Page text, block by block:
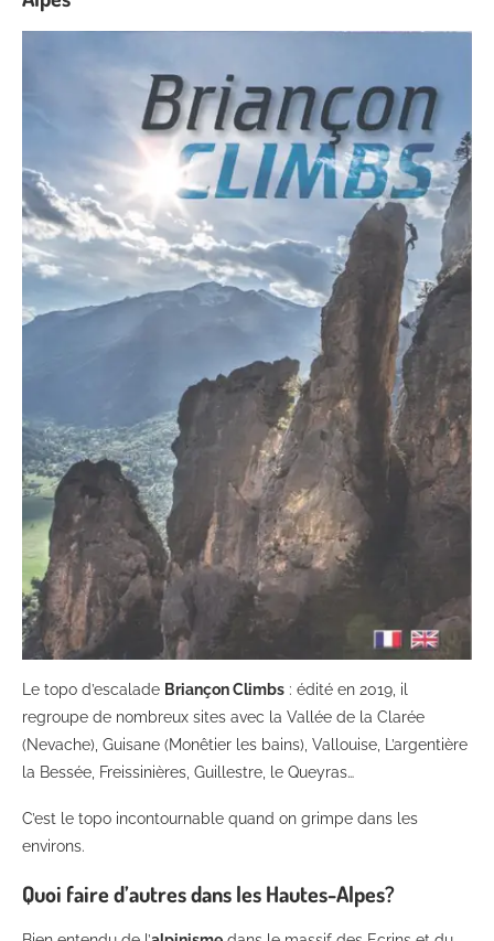
Le topo d’escalade Briançon Climbs : édité en 2019, il
regroupe de nombreux sites avec la Vallée de la Clarée
(Nevache), Guisane (Monêtier les bains), Vallouise, L’argentière
la Bessée, Freissinières, Guillestre, le Queyras…
C’est le topo incontournable quand on grimpe dans les
environs.
Quoi faire d’autres dans les Hautes-Alpes?